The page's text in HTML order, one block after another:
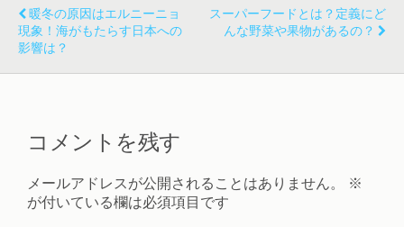
暖冬の原因はエルニーニョ
現象！海がもたらす日本への
影響は？
スーパーフードとは？定義にど
んな野菜や果物があるの？
コメントを残す
メールアドレスが公開されることはありません。
※
が付いている欄は必須項目です